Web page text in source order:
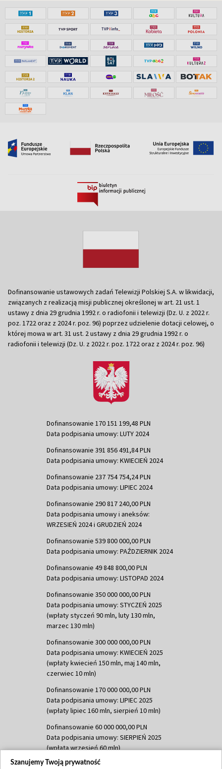
Dofinansowanie ustawowych zadań Telewizji Polskiej S.A. w likwidacji,
związanych z realizacją misji publicznej określonej w art. 21 ust. 1
ustawy z dnia 29 grudnia 1992 r. o radiofonii i telewizji (Dz. U. z 2022 r.
poz. 1722 oraz z 2024 r. poz. 96) poprzez udzielenie dotacji celowej, o
której mowa w art. 31 ust. 2 ustawy z dnia 29 grudnia 1992 r. o
radiofonii i telewizji (Dz. U. z 2022 r. poz. 1722 oraz z 2024 r. poz. 96)
Dofinansowanie 170 151 199,48 PLN
Data podpisania umowy: LUTY 2024
Dofinansowanie 391 856 491,84 PLN
Data podpisania umowy: KWIECIEŃ 2024
Dofinansowanie 237 754 754,24 PLN
Data podpisania umowy: LIPIEC 2024
Dofinansowanie 290 817 240,00 PLN
Data podpisania umowy i aneksów:
WRZESIEŃ 2024 i GRUDZIEŃ 2024
Dofinansowanie 539 800 000,00 PLN
Data podpisania umowy: PAŹDZIERNIK 2024
Dofinansowanie 49 848 800,00 PLN
Data podpisania umowy: LISTOPAD 2024
Dofinansowanie 350 000 000,00 PLN
Data podpisania umowy: STYCZEŃ 2025
(wpłaty styczeń 90 mln, luty 130 mln,
marzec 130 mln)
Dofinansowanie 300 000 000,00 PLN
Data podpisania umowy: KWIECIEŃ 2025
(wpłaty kwiecień 150 mln, maj 140 mln,
czerwiec 10 mln)
Dofinansowanie 170 000 000,00 PLN
Data podpisania umowy: LIPIEC 2025
(wpłaty lipiec 160 mln, sierpień 10 mln)
Dofinansowanie 60 000 000,00 PLN
Data podpisania umowy: SIERPIEŃ 2025
(wpłata wrzesień 60 mln)
Dofinansowanie 635 783 051,21 PLN
Szanujemy Twoją prywatność